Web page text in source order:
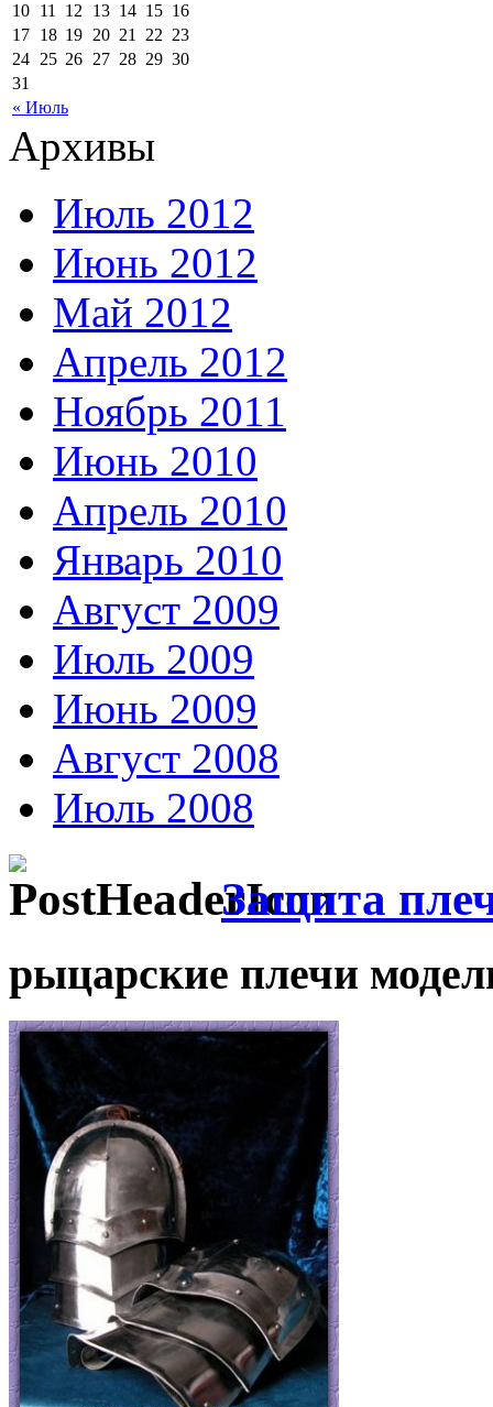
« Июль
10 11 12 13 14 15 16
17 18 19 20 21 22 23
24 25 26 27 28 29 30
31
Архивы
Июль 2012
Июнь 2012
Май 2012
Апрель 2012
Ноябрь 2011
Июнь 2010
Апрель 2010
Январь 2010
Август 2009
Июль 2009
Июнь 2009
Август 2008
Июль 2008
Защита
рыцарские плечи